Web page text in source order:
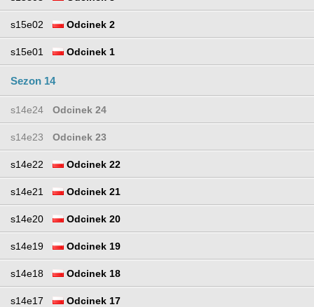
s15e02 Odcinek 2
s15e01 Odcinek 1
Sezon 14
s14e24 Odcinek 24
s14e23 Odcinek 23
s14e22 Odcinek 22
s14e21 Odcinek 21
s14e20 Odcinek 20
s14e19 Odcinek 19
s14e18 Odcinek 18
s14e17 Odcinek 17